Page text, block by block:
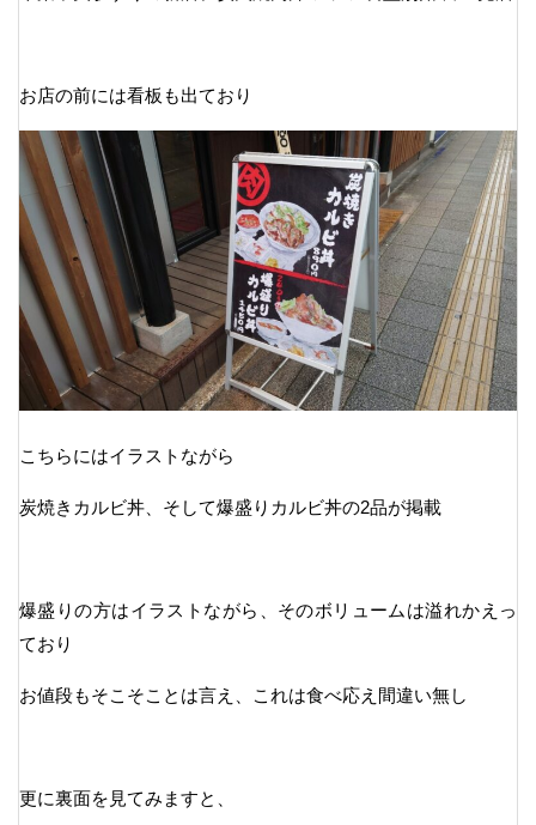
お店の前には看板も出ており
こちらにはイラストながら
炭焼きカルビ丼、そして爆盛りカルビ丼の2品が掲載
爆盛りの方はイラストながら、そのボリュームは溢れかえっ
ており
お値段もそこそことは言え、これは食べ応え間違い無し
更に裏面を見てみますと、